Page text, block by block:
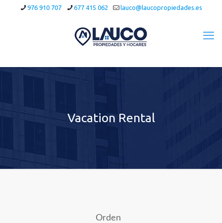
976 910 707 677 415 062 lauco@laucopropiedades.es
Vacation Rental
Orden